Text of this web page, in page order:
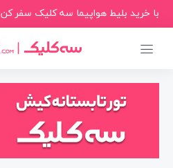
با خرید بلیط هواپیما سه کلیک سفر کن